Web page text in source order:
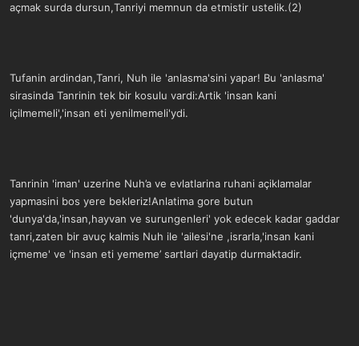
açmak surda dursun,Tanriyi memnun da etmistir ustelik.(2)
Tufanin ardindan,Tanri, Nuh ile 'anlasma'sini yapar! Bu 'anlasma'
sirasinda Tanrinin tek bir kosulu vardi:Artik 'insan kani
içilmemeli','insan eti yenilmemeli'ydi.
Tanrinin 'iman' uzerine Nuh’a ve evlatlarina ruhani açiklamalar
yapmasini bos yere bekleriz!Anlatima gore butun
'dunya'da,'insan,hayvan ve surungenleri' yok edecek kadar gaddar
tanri,zaten bir avuç kalmis Nuh ile 'ailesi'ne ,israrla,'insan kani
içmeme' ve 'insan eti yememe’ sartlari dayatip durmaktadir.